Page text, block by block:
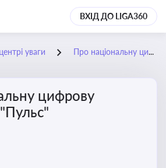
ВХІД ДО LIGA360
уваги Про національну цифрову платформу "Пульс"
цифрову